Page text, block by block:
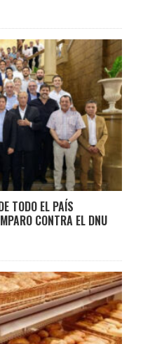
TODO EL PAÍS
CONTRA EL DNU